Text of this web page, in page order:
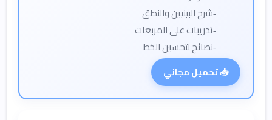
شرح البينيين والنطق
تدريبات على المربعات
نصائح لتحسين الخط
📥 تحميل مجاني